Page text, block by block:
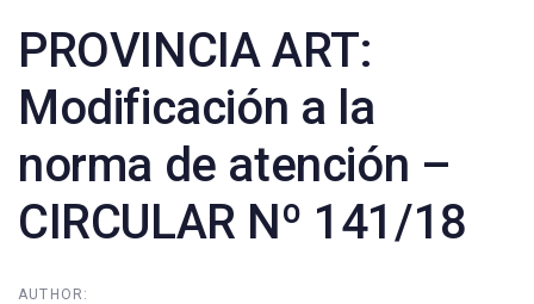
PROVINCIA ART:
Modificación a la
norma de atención –
CIRCULAR Nº 141/18
AUTHOR:
navigation